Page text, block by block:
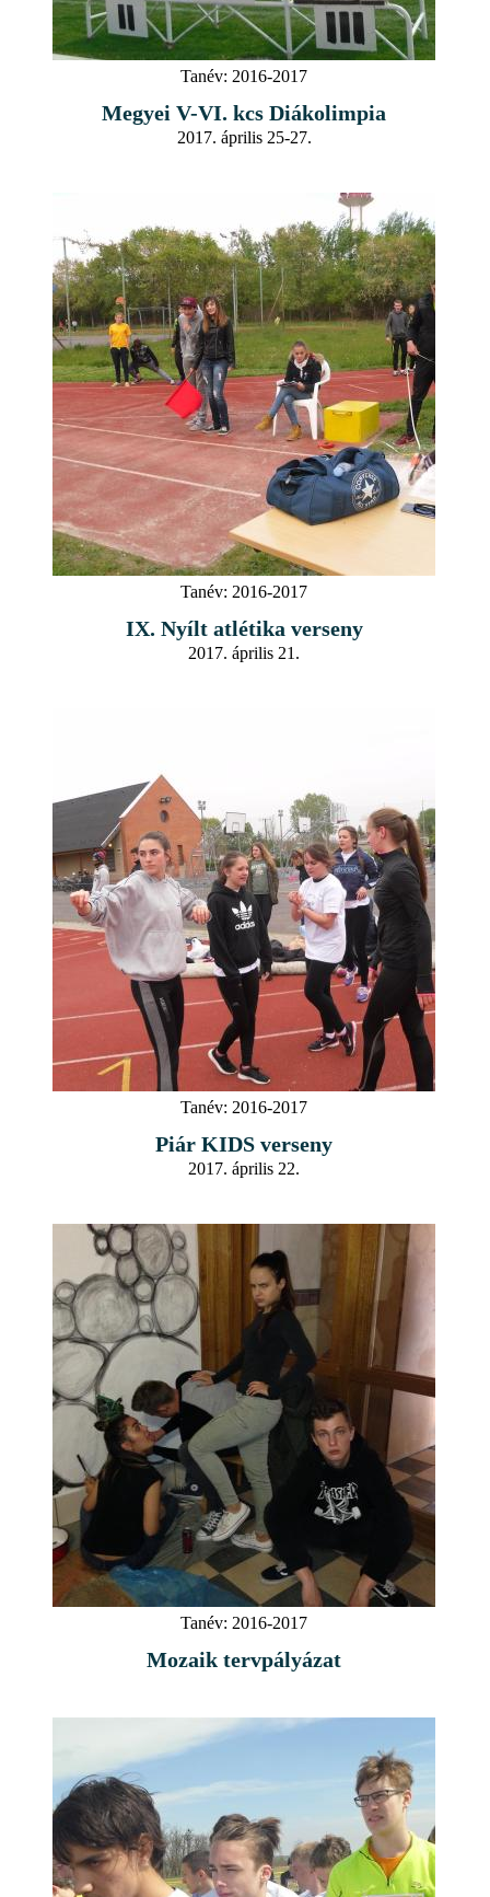
Tanév: 2016-2017
Megyei V-VI. kcs Diákolimpia
2017. április 25-27.
Tanév: 2016-2017
IX. Nyílt atlétika verseny
2017. április 21.
Tanév: 2016-2017
Piár KIDS verseny
2017. április 22.
Tanév: 2016-2017
Mozaik tervpályázat